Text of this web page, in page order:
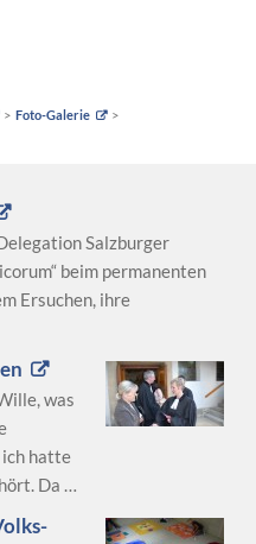
Foto-Galerie
Salzburger
beim permanenten
Ersuchen, ihre
was
ich hatte
Da …